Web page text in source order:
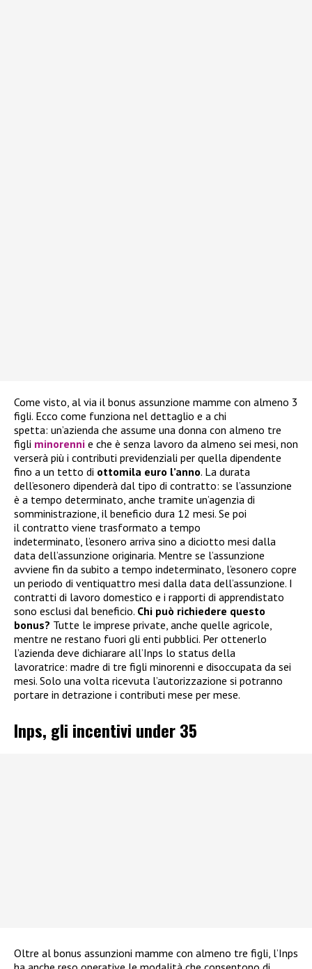
Come visto, al via il bonus assunzione mamme con almeno 3
figli. Ecco come funziona nel dettaglio e a chi
spetta: un’azienda che assume una donna con almeno tre
figli minorenni e che è senza lavoro da almeno sei mesi, non
verserà più i contributi previdenziali per quella dipendente
fino a un tetto di ottomila euro l’anno. La durata
dell’esonero dipenderà dal tipo di contratto: se l’assunzione
è a tempo determinato, anche tramite un’agenzia di
somministrazione, il beneficio dura 12 mesi. Se poi
il contratto viene trasformato a tempo
indeterminato, l’esonero arriva sino a diciotto mesi dalla
data dell’assunzione originaria. Mentre se l’assunzione
avviene fin da subito a tempo indeterminato, l’esonero copre
un periodo di ventiquattro mesi dalla data dell’assunzione. I
contratti di lavoro domestico e i rapporti di apprendistato
sono esclusi dal beneficio. Chi può richiedere questo
bonus? Tutte le imprese private, anche quelle agricole,
mentre ne restano fuori gli enti pubblici. Per ottenerlo
l’azienda deve dichiarare all’Inps lo status della
lavoratrice: madre di tre figli minorenni e disoccupata da sei
mesi. Solo una volta ricevuta l’autorizzazione si potranno
portare in detrazione i contributi mese per mese.
Inps, gli incentivi under 35
Oltre al bonus assunzioni mamme con almeno tre figli, l’Inps